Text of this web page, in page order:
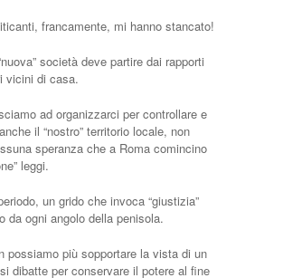
francamente, mi hanno stancato!
società deve partire dai rapporti
vicini di casa.
ad organizzarci per controllare e
il “nostro” territorio locale, non
speranza che a Roma comincino
leggi.
un grido che invoca “giustizia”
da ogni angolo della penisola.
possiamo più sopportare la vista di un
dibatte per conservare il potere al fine